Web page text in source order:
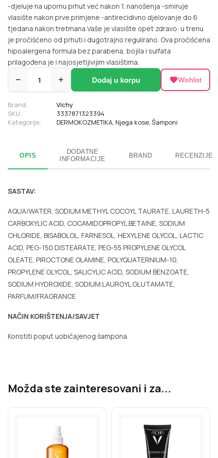
-djeluje na upornu prhut već nakon 1. nanošenja -smiruje
vlasište nakon prve primjene -antirecidivno djelovanje do 6
tjedana nakon tretmana Vaše je vlasište opet zdravo: u trenu
je pročišćeno od prhuti i dugotrajno regulirano. Ova pročišćena
hipoalergena formula bez parabena, bojila i sulfata
prilagođena je i najosjetljivijim vlasištima.
− 1 + Dodaj u korpu Wishlist
Brand:
Vichy
SKU:
3337871323394
Kategorije:
DERMOKOZMETIKA, Njega kose, Šamponi
OPIS
DODATNE
INFORMACIJE
BRAND RECENZIJE
SASTAV:
AQUA/WATER, SODIUM METHYL COCOYL TAURATE, LAURETH-5
CARBOXYLIC ACID, COCAMIDOPROPYL BETAINE, SODIUM
CHLORIDE, BISABOLOL, FARNESOL, HEXYLENE GLYCOL, LACTIC
ACID, PEG-150 DISTEARATE, PEG-55 PROPYLENE GLYCOL
OLEATE, PIROCTONE OLAMINE, POLYQUATERNIUM-10,
PROPYLENE GLYCOL, SALICYLIC ACID, SODIUM BENZOATE,
SODIUM HYDROXIDE, SODIUM LAUROYL GLUTAMATE,
PARFUM/FRAGRANCE
NAČIN KORIŠTENJA/SAVJET
Koristiti poput uobičajenog šampona.
Možda ste zainteresovani i za...